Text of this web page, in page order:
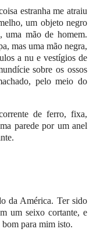
estranha me atraiu
um objeto negro
uma mão de homem.
mas uma mão negra,
a nu e vestígios de
sobre os ossos
pelo meio do
de ferro, fixa,
parede por um anel
da América. Ter sido
um seixo cortante, e
para mim isto.